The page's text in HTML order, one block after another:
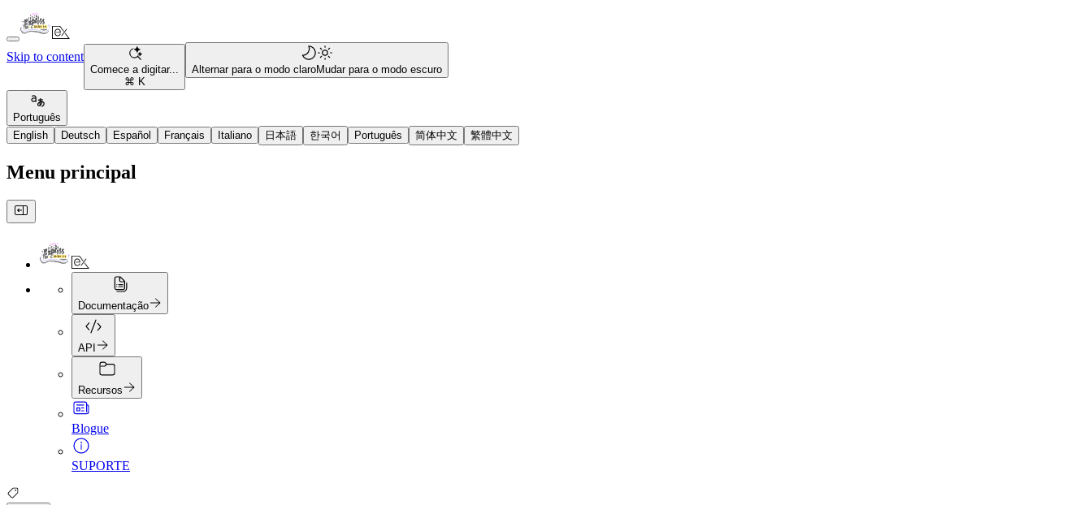
Skip to content
Comece a digitar...
⌘ K
Alternar para o modo claroMudar para o modo escuro
Português
English
Deutsch Español Français Italiano 日本語 한국어 Português 简体中文 繁體中文
Menu principal
Documentação
API
Recursos
Blogue
SUPORTE